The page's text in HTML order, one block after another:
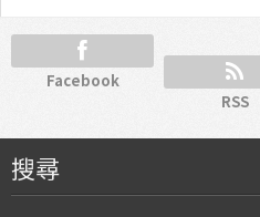
Facebook
RSS
搜尋